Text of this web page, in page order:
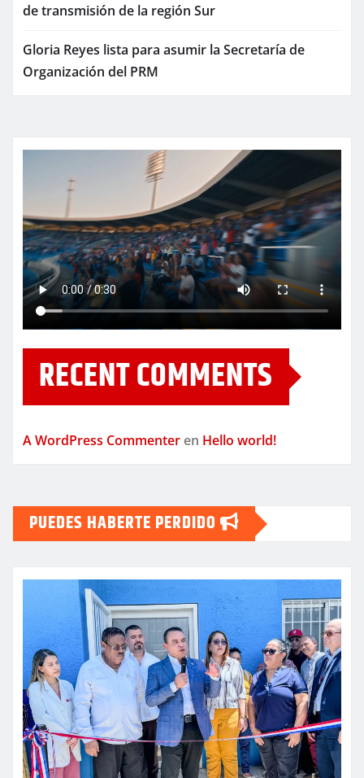
de transmisión de la región Sur
Gloria Reyes lista para asumir la Secretaría de
Organización del PRM
RECENT COMMENTS
A WordPress Commenter en Hello world!
PUEDES HABERTE PERDIDO